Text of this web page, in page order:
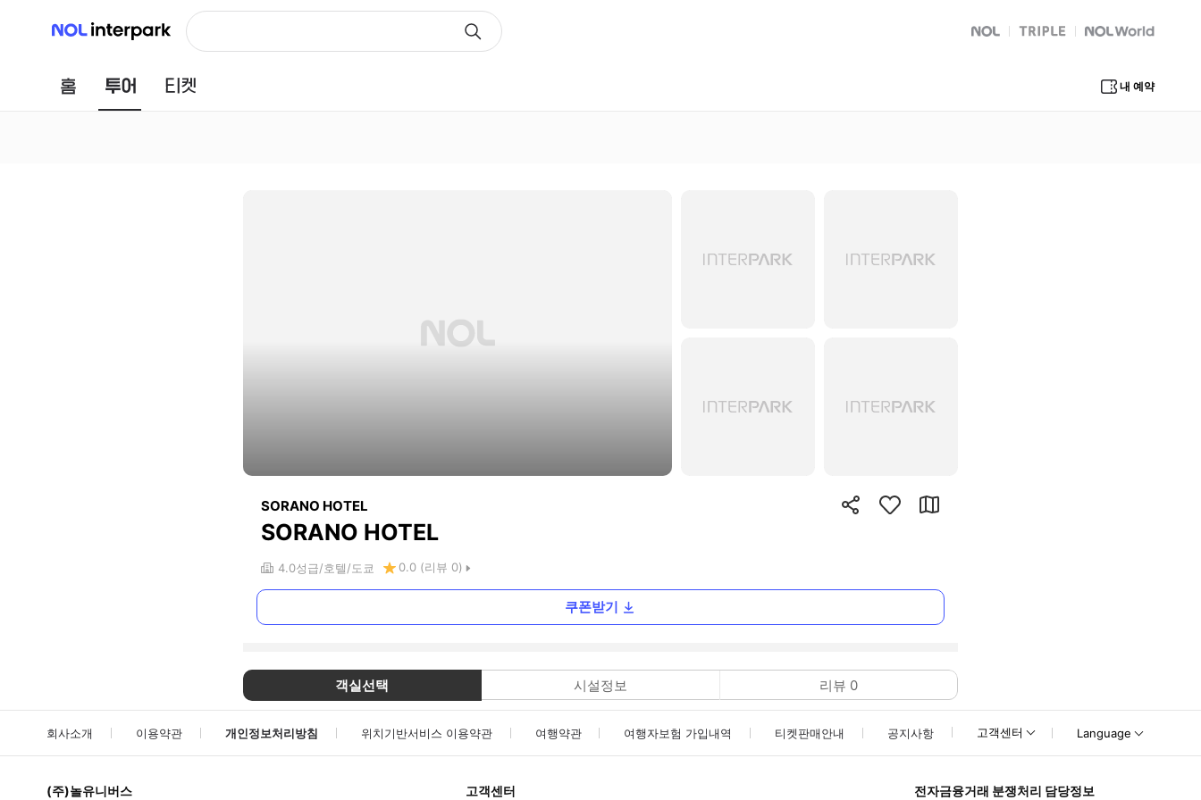
NOL 인터파크
NOL
트리플 Global Interpark
홈 투어 내 예약
SORANO HOTEL
SORANO HOTEL
4.0성급 호텔 도쿄 0.0 (리뷰 0)
쿠폰받기
객실선택 시설정보 리뷰 0
회사소개 이용약관 개인정보처리방침 위치기반서비스 이용약관 여행약관 여행자보험 가입내역 티켓판매안내 공지사항 고객센터 Language
(주)놀유니버스 고객센터 전자금융거래 분쟁처리 담당정보